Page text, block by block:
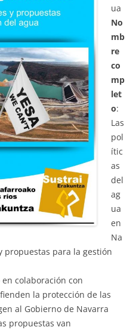
ua
No
mb
re
co
mp
let
o:
Las
pol
ític
as
del
ag
ua
en
Na
propuestas para la gestión
colaboración con
la protección de las
al Gobierno de Navarra
propuestas van